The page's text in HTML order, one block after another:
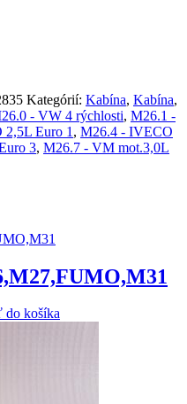
Kategórií: Kabína, Kabína,
- VW 4 rýchlosti, M26.1 -
Euro 1 , M26.4 - IVECO
3, M26.7 - VM mot.3,0L
do košíka